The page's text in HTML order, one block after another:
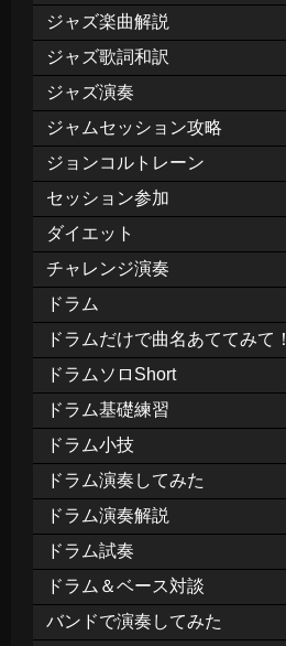
ジャズ楽曲解説
ジャズ歌詞和訳
ジャズ演奏
ジャムセッション攻略
ジョンコルトレーン
セッション参加
ダイエット
チャレンジ演奏
ドラム
ドラムだけで曲名あててみて！
ドラムソロShort
ドラム基礎練習
ドラム小技
ドラム演奏してみた
ドラム演奏解説
ドラム試奏
ドラム＆ベース対談
バンドで演奏してみた